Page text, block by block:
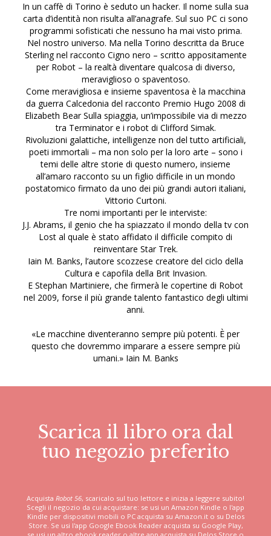
In un caffè di Torino è seduto un hacker. Il nome sulla sua
carta d’identità non risulta all’anagrafe. Sul suo PC ci sono
programmi sofisticati che nessuno ha mai visto prima.
Nel nostro universo. Ma nella Torino descritta da Bruce
Sterling nel racconto Cigno nero – scritto appositamente
per Robot – la realtà diventare qualcosa di diverso,
meraviglioso o spaventoso.
Come meravigliosa e insieme spaventosa è la macchina
da guerra Calcedonia del racconto Premio Hugo 2008 di
Elizabeth Bear Sulla spiaggia, un’impossibile via di mezzo
tra Terminator e i robot di Clifford Simak.
Rivoluzioni galattiche, intelligenze non del tutto artificiali,
poeti immortali – ma non solo per la loro arte – sono i
temi delle altre storie di questo numero, insieme
all’amaro racconto su un figlio difficile in un mondo
postatomico firmato da uno dei più grandi autori italiani,
Vittorio Curtoni.
Tre nomi importanti per le interviste:
J.J. Abrams, il genio che ha spiazzato il mondo della tv con
Lost al quale è stato affidato il difficile compito di
reinventare Star Trek.
Iain M. Banks, l’autore scozzese creatore del ciclo della
Cultura e capofila della Brit Invasion.
E Stephan Martiniere, che firmerà le copertine di Robot
nel 2009, forse il più grande talento fantastico degli ultimi
anni.
«Le macchine diventeranno sempre più potenti. È per
questo che dovremmo imparare a essere sempre più
umani.» Iain M. Banks
Scarica il libro ora dal
tuo negozio preferito
Acquista Robot 56, scaricalo sul tuo lettore e inizia a leggere subito!
Scegli il negozio da cui acquistare: se usi un Amazon Kindle o l'app
Kindle per dispositivi mobili o PC acquista su Amazon.it o su Delos
Store. Se usi l'app Google Ebook Reader acquista su Google Play,